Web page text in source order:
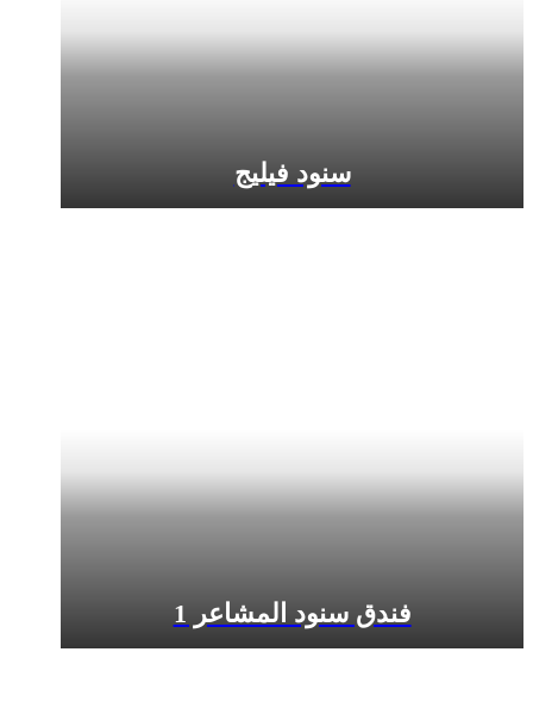
سنود فيليج
فندق سنود المشاعر 1